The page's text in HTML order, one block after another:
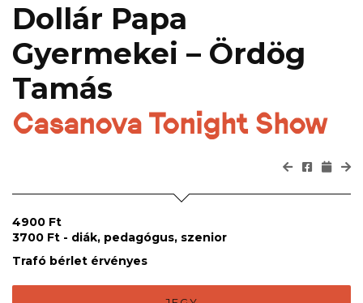
Dollár Papa
Gyermekei – Ördög
Tamás
Casanova Tonight Show
4900 Ft
3700 Ft - diák, pedagógus, szenior
Trafó bérlet érvényes